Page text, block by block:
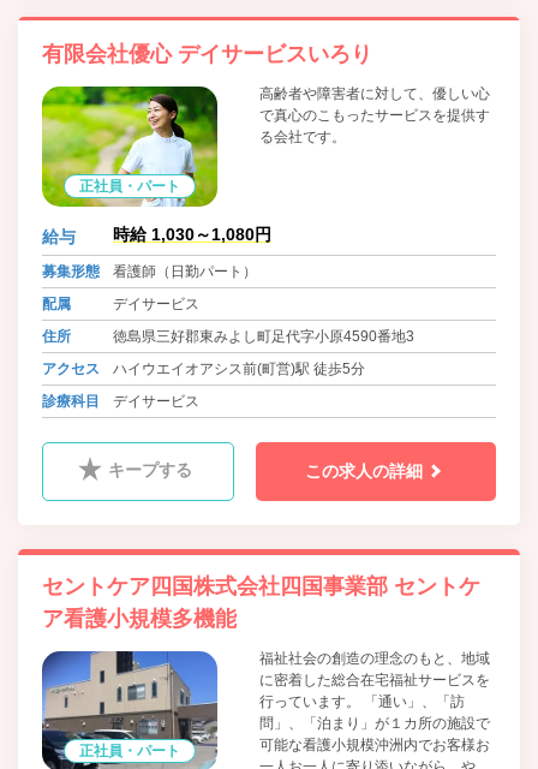
有限会社優心 デイサービスいろり
正社員・パート
高齢者や障害者に対して、優しい心
で真心のこもったサービスを提供す
る会社です。
給与 時給 1,030～1,080円
募集形態
看護師（日勤パート）
配属
デイサービス
住所
徳島県三好郡東みよし町足代字小原4590番地3
アクセス
ハイウエイオアシス前(町営)駅 徒歩5分
診療科目
デイサービス
キープする この求人の詳細
セントケア四国株式会社四国事業部 セントケ
ア看護小規模多機能
正社員・パート
福祉社会の創造の理念のもと、地域
に密着した総合在宅福祉サービスを
行っています。 「通い」、「訪
問」、「泊まり」が１カ所の施設で
可能な看護小規模沖洲内でお客様お